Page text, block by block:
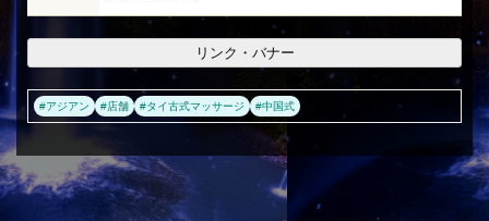
リンク・バナー
#アジアン #店舗 #タイ古式マッサージ #中国式